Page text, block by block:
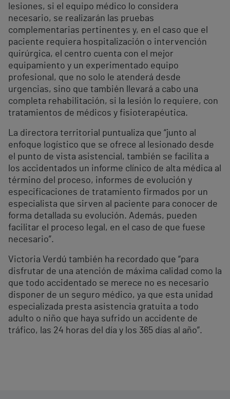
lesiones, si el equipo médico lo considera
necesario, se realizarán las pruebas
complementarias pertinentes y, en el caso que el
paciente requiera hospitalización o intervención
quirúrgica, el centro cuenta con el mejor
equipamiento y un experimentado equipo
profesional, que no solo le atenderá desde
urgencias, sino que también llevará a cabo una
completa rehabilitación, si la lesión lo requiere, con
tratamientos de médicos y fisioterapéutica.
La directora territorial puntualiza que “junto al
enfoque logístico que se ofrece al lesionado desde
el punto de vista asistencial, también se facilita a
los accidentados un informe clínico de alta médica al
término del proceso, informes de evolución y
especificaciones de tratamiento firmados por un
especialista que sirven al paciente para conocer de
forma detallada su evolución. Además, pueden
facilitar el proceso legal, en el caso de que fuese
necesario”.
Victoria Verdú también ha recordado que “para
disfrutar de una atención de máxima calidad como la
que todo accidentado se merece no es necesario
disponer de un seguro médico, ya que esta unidad
especializada presta asistencia gratuita a todo
adulto o niño que haya sufrido un accidente de
tráfico, las 24 horas del día y los 365 días al año”.